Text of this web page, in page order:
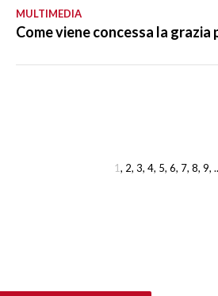
MULTIMEDIA
Come viene concessa la grazia
1 2 3 4 5 6 7 8 9